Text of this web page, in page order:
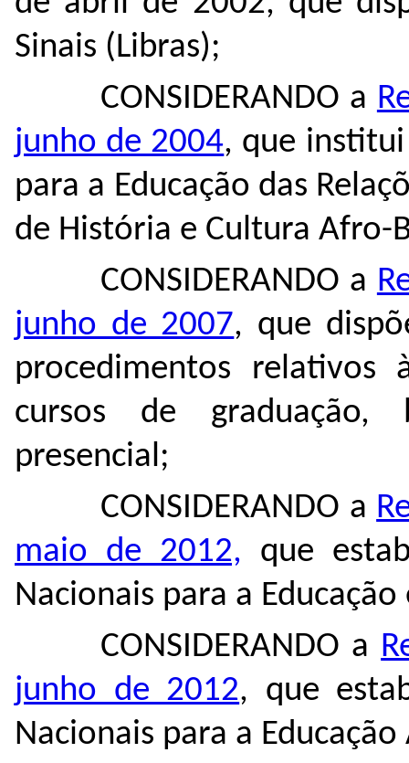
Sinais (Libras);
CONSIDERANDO a
junho de 2004, que
para a Educação das
de História e Cultura Afro-
CONSIDERANDO a
junho de 2007, que
procedimentos relativos
cursos de graduação,
presencial;
CONSIDERANDO a
maio de 2012, que
Nacionais para a
CONSIDERANDO a
junho de 2012, que
Nacionais para a